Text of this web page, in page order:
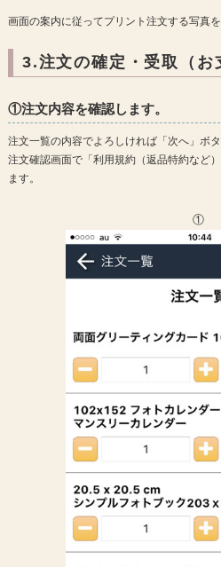
画面の案内に従ってプリント注文する写真を
3.注文の確定・受取（お
①注文内容を確認します。
注文一覧の内容でよろしければ「次へ」ボ
注文確認画面で「利用規約（返品特約など
ます。
①